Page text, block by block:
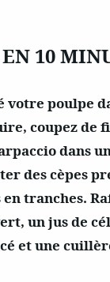
10
votre poulpe
coupez de
dans
des cèpes
en tranches.
un jus de
et une